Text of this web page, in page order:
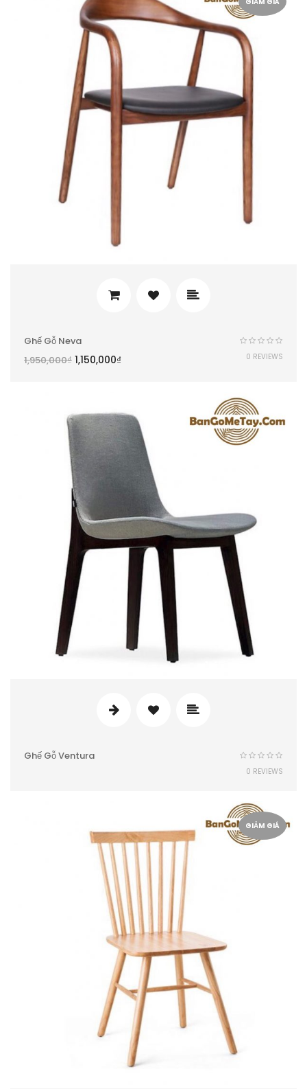
Ghế Gỗ Neva
1,950,000₫ 1,150,000₫ 0 REVIEWS
Ghế Gỗ Ventura
0 REVIEWS
GIẢM GIÁ